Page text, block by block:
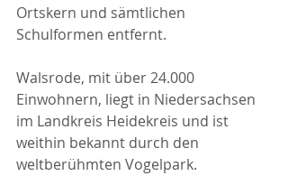
Ortskern und sämtlichen
Schulformen entfernt.
Walsrode, mit über 24.000
Einwohnern, liegt in Niedersachsen
im Landkreis Heidekreis und ist
weithin bekannt durch den
weltberühmten Vogelpark.